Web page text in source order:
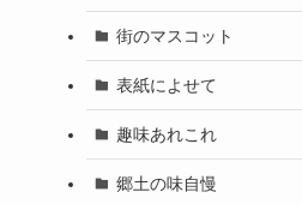
街のマスコット
表紙によせて
趣味あれこれ
郷土の味自慢